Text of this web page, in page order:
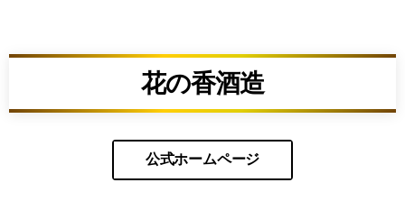
花の香酒造
公式ホームページ